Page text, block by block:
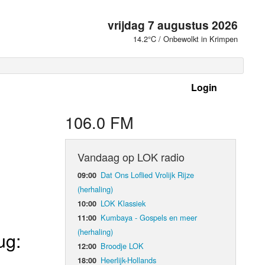
vrijdag 7 augustus 2026
14.2°C / Onbewolkt in Krimpen
Login
106.0 FM
Vandaag op LOK radio
09:00 Dat Ons Loflied Vrolijk Rijze
(herhaling)
10:00 LOK Klassiek
11:00 Kumbaya - Gospels en meer
(herhaling)
12:00 Broodje LOK
18:00 Heerlijk-Hollands